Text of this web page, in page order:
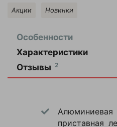
Акции Новинки
Особенности
Характеристики
Отзывы 2
приставная
3550
мм
Долго выбирал
между
вариантами,
Моя оценка —